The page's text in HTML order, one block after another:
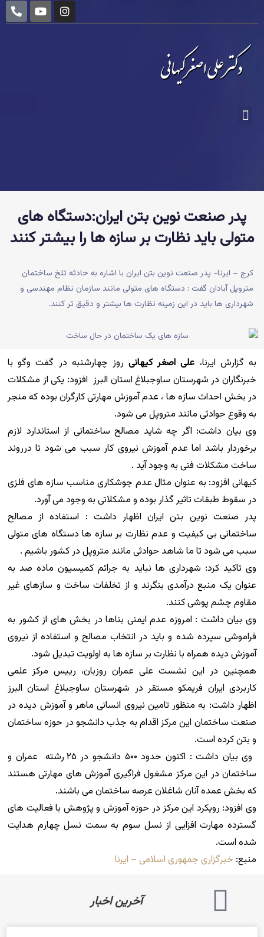
I
n
s
Y
o
u
P
h
o
فهرست
پدر صنعت نوین بتن ایران:دستگاه های
متولی باید نظارت بر سازه ها را بیشتر کنند
کرج – ایرنا- پدر صنعت نوین بتن ایران با اشاره به حادثه تلخ ساختمان
متروپل آبادان گفت : دستگاه های متولی مانند سازمان نظام مهندسی و
شهرداری ها باید در این زمینه نظارت ها بیشتر و دقیق تر کنند.
به گزارش ایرنا، علی اصغر کیهانی روز چهارشنبه در گفت وگو با
خبرنگاران در شهرستان ساوجبلاغ استان البرز افزود: یکی از مشکلات
در بخش احداث سازه ها ، عدم آموزش مهارتی کارگران بوده که منجر
به وقوع حوادثی مانند متروپل می شود.
وی بیان داشت: اگر چه شاید مصالح ساختمانی از استاندارد لازم
برخوردار باشد اما عدم آموزش نیروی کار سبب می شود تا درروند
ساخت مشکلات فنی به وجود آید .
کیهانی افزود: به عنوان مثال عدم جوشکاری مناسب سازه های فلزی
در سقوط طبقات تاثیر گذار بوده و مشکلاتی به وجود می آورد.
پدر صنعت نوین بتن ایران اظهار داشت : استفاده از مصالح
ساختمانی بی کیفیت و عدم نظارت بر سازه ها دستگاه های متولی
سبب می شود تا ما شاهد حوادثی مانند متروپل در کشور باشیم .
وی تاکید کرد: شهرداری ها نباید به جرائم کمیسیون ماده صد به
عنوان یک منبع درآمدی بنگرند و از تخلفات ساخت و سازهای غیر
مقاوم چشم پوشی کنند.
وی بیان داشت : امروزه عدم ایمنی بناها در بخش های از کشور به
فراموشی سپرده شده و باید در انتخاب مصالح و استفاده از نیروی
آموزش دیده همراه با نظارت بر سازه ها به اولویت تبدیل شود.
همچنین در این نشست علی عمران روزبان، رییس مرکز علمی
کاربردی ایران فریمکو مستقر در شهرستان ساوجبلاغ استان البرز
اظهار داشت: به منظور تامین نیروی انسانی ماهر و آموزش دیده در
صنعت ساختمان این مرکز اقدام به جذب دانشجو در حوزه ساختمان
و بتن کرده است.
وی بیان داشت : اکنون حدود ۵۰۰ دانشجو در ۲۵ رشته عمران و
ساختمان در این مرکز مشغول فراگیری آموزش های مهارتی هستند
که بخش عمده آنان شاغلان عرصه ساختمان می باشند.
وی افزود: رویکرد این مرکز در حوزه آموزش و پژوهش با فعالیت های
گسترده مهارت افزایی از نسل سوم به سمت نسل چهارم هدایت
شده است.
منبع: خبرگزاری جمهوری اسلامی – ایرنا
آخرین اخبار